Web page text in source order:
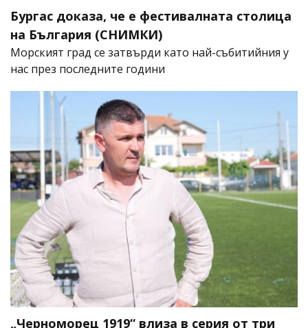
Бургас доказа, че е фестивалната столица
на България (СНИМКИ)
Морският град се затвърди като най-събитийния у
нас през последните години
„Черноморец 1919“ влиза в серия от три